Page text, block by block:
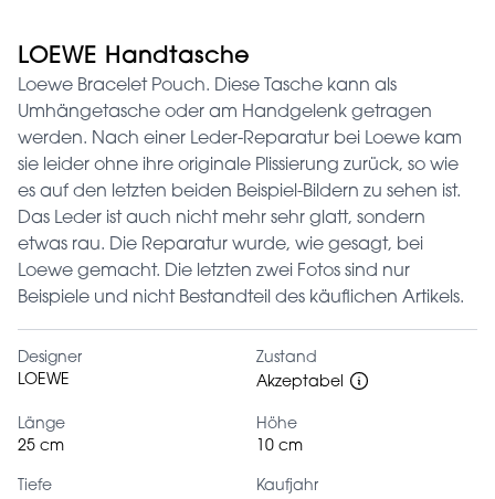
LOEWE Handtasche
Loewe Bracelet Pouch. Diese Tasche kann als
Umhängetasche oder am Handgelenk getragen
werden. Nach einer Leder-Reparatur bei Loewe kam
sie leider ohne ihre originale Plissierung zurück, so wie
es auf den letzten beiden Beispiel-Bildern zu sehen ist.
Das Leder ist auch nicht mehr sehr glatt, sondern
etwas rau. Die Reparatur wurde, wie gesagt, bei
Loewe gemacht. Die letzten zwei Fotos sind nur
Beispiele und nicht Bestandteil des käuflichen Artikels.
Designer
LOEWE
Zustand
Akzeptabel
Länge
25 cm
Höhe
10 cm
Tiefe
Kaufjahr